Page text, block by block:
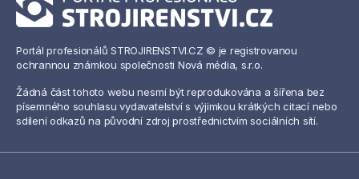
Portál profesionálů STROJIRENSTVI.CZ © je registrovanou
ochrannou známkou společnosti Nová média, s.r.o.
Žádná část tohoto webu nesmí být reprodukována a šířena bez
písemného souhlasu vydavatelství s výjimkou krátkých citací nebo
sdílení odkazů na původní zdroj prostřednictvím sociálních sítí.